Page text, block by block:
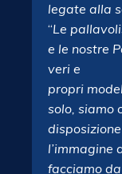
legate alla
“Le
e le nostre
veri e
propri
solo, siamo
disposizione
l’immagine
facciamo